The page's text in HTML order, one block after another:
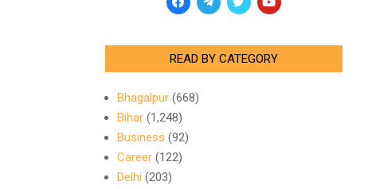
READ BY CATEGORY
Bhagalpur(668)
Bihar(1,248)
Business (92)
Career(122)
Delhi (203)